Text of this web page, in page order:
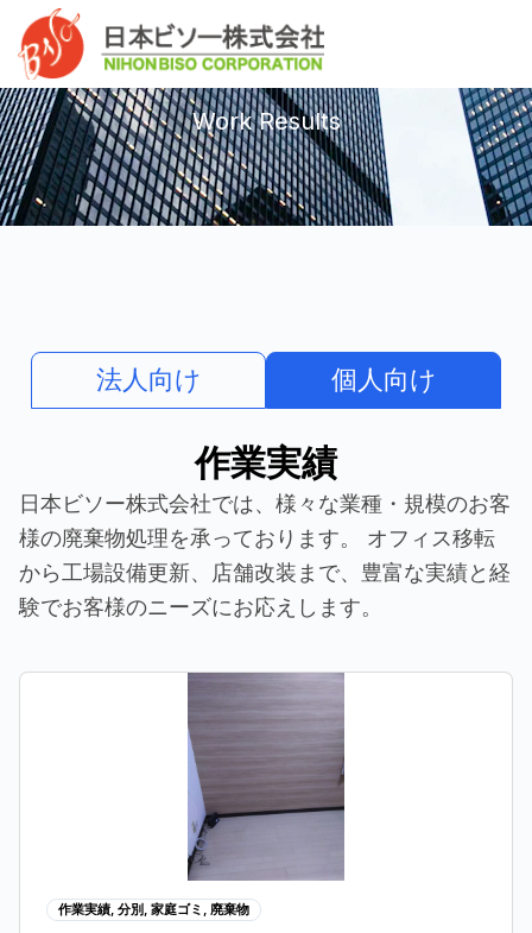
ッ
プ
ス
キ
ッ
プ
作業実績
Work Results
法人向け 個人向け
作業実績
日本ビソー株式会社では、様々な業種・規模のお客
様の廃棄物処理を承っております。 オフィス移転
から工場設備更新、店舗改装まで、豊富な実績と経
験でお客様のニーズにお応えします。
作業実績, 分別 , 家庭ゴミ , 廃棄物
P
P
e
P
e
P